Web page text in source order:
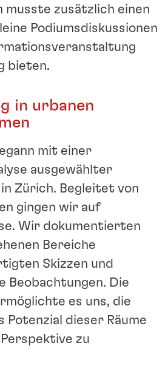
musste zusätzlich einen
Podiumsdiskussionen
bieten.
in urbanen
mit einer
ausgewählter
Zürich. Begleitet von
gingen wir auf
Wir dokumentierten
Bereiche
Skizzen und
Beobachtungen. Die
es uns, die
Potenzial dieser Räume
zu